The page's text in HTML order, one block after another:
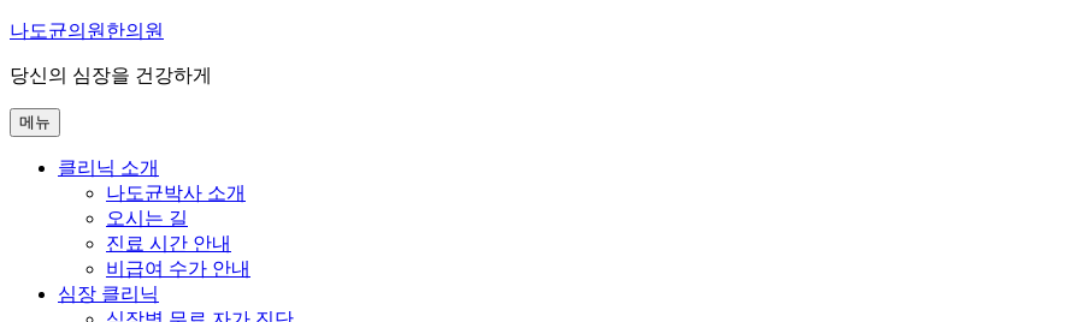
콘
츠
로
바
나도균의원한의원
당신의 심장을 건강하게
메뉴
클리닉 소개
나도균박사 소개
오시는 길
진료 시간 안내
비급여 수가 안내
심장 클리닉